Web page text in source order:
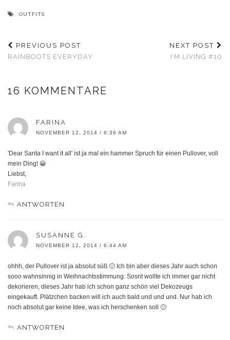
OUTFITS
PREVIOUS POST
RAINBOOTS EVERYDAY
NEXT POST
I’M LIVING #10
16 KOMMENTARE
FARINA
NOVEMBER 12, 2014 / 6:36 AM
'Dear Santa I want it all' ist ja mal ein hammer Spruch für einen Pullover, voll
mein Ding! 😀
Liebst,
Farina
ANTWORTEN
SUSANNE G.
NOVEMBER 12, 2014 / 6:44 AM
ohhh, der Pullover ist ja absolut süß 🙂 Ich bin aber dieses Jahr auch schon
sooo wahnsinnig in Weihnachtsstimmung. Sosnt wollte ich immer gar nicht
dekorieren, dieses Jahr hab ich schon ganz schön viel Dekozeugs
eingekauft. Plätzchen backen will ich auch bald und und und. Nur hab ich
noch absolut gar keine Idee, was ich herschenken soll 🙁
ANTWORTEN